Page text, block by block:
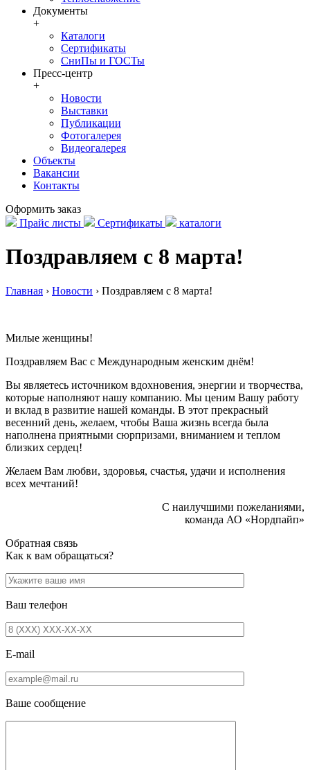
Документы
+
Каталоги
Сертификаты
СниПы и ГОСТы
Пресс-центр
+
Новости
Выставки
Публикации
Фотогалерея
Видеогалерея
Объекты
Вакансии
Контакты
Оформить заказ
Прайс листы
Сертификаты каталоги
Поздравляем с 8 марта!
Главная › Новости › Поздравляем с 8 марта!
Милые женщины!
Поздравляем Вас с Международным женским днём!
Вы являетесь источником вдохновения, энергии и творчества,
которые наполняют нашу компанию. Мы ценим Вашу работу
и вклад в развитие нашей команды. В этот прекрасный
весенний день, желаем, чтобы Ваша жизнь всегда была
наполнена приятными сюрпризами, вниманием и теплом
близких сердец!
Желаем Вам любви, здоровья, счастья, удачи и исполнения
всех мечтаний!
С наилучшими пожеланиями,
команда АО «Нордпайп»
Обратная связь
Как к вам обращаться?
Ваш телефон
E-mail
Ваше сообщение